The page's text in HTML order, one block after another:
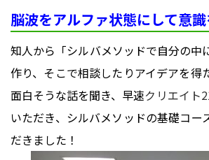
脳波をアルファ状態にして意
知人から「シルバメソッドで自分の中
作り、そこで相談したりアイデアを得
面白そうな話を聞き、早速クリエイト
いただき、シルバメソッドの基礎コー
だきました！